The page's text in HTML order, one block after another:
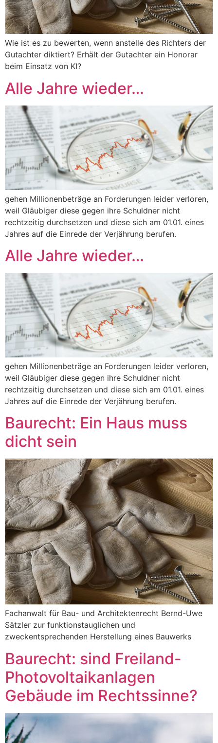
Wie ist es zu bewerten, wenn anstelle des Richters der
Gutachter diktiert? Erhält der Gutachter ein Honorar
beim Einsatz von KI?
Alle Jahre wieder…
gehen Millionenbeträge an Forderungen leider verloren,
weil Gläubiger diese gegen ihre Schuldner nicht
rechtzeitig durchsetzen und diese sich am 01.01. eines
Jahres auf die Einrede der Verjährung berufen.
Alle Jahre wieder…
gehen Millionenbeträge an Forderungen leider verloren,
weil Gläubiger diese gegen ihre Schuldner nicht
rechtzeitig durchsetzen und diese sich am 01.01. eines
Jahres auf die Einrede der Verjährung berufen.
Baurecht: Ein Haus muss
dicht sein
Fachanwalt für Bau- und Architektenrecht Bernd-Uwe
Sätzler zur funktionstauglichen und
zweckentsprechenden Herstellung eines Bauwerks
Baurecht: sind Freiland-
Photovoltaikanlagen
Gebäude im Rechtssinne?